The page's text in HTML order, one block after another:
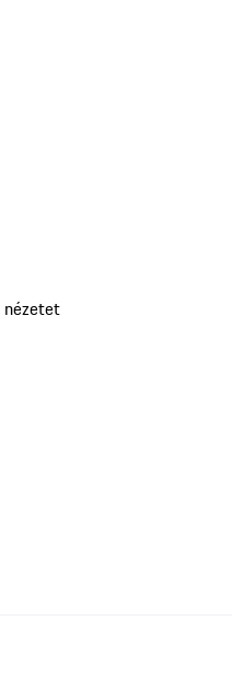
nézetet